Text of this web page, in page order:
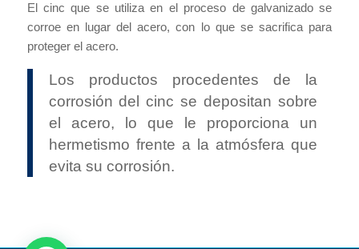
El cinc que se utiliza en el proceso de galvanizado se
corroe en lugar del acero, con lo que se sacrifica para
proteger el acero.
Los productos procedentes de la
corrosión del cinc se depositan sobre
el acero, lo que le proporciona un
hermetismo frente a la atmósfera que
evita su corrosión.